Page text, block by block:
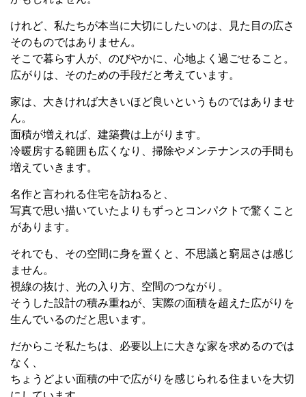
けれど、私たちが本当に大切にしたいのは、見た目の広さ
そのものではありません。
そこで暮らす人が、のびやかに、心地よく過ごせること。
広がりは、そのための手段だと考えています。
家は、大きければ大きいほど良いというものではありませ
ん。
面積が増えれば、建築費は上がります。
冷暖房する範囲も広くなり、掃除やメンテナンスの手間も
増えていきます。
名作と言われる住宅を訪ねると、
写真で思い描いていたよりもずっとコンパクトで驚くこと
があります。
それでも、その空間に身を置くと、不思議と窮屈さは感じ
ません。
視線の抜け、光の入り方、空間のつながり。
そうした設計の積み重ねが、実際の面積を超えた広がりを
生んでいるのだと思います。
だからこそ私たちは、必要以上に大きな家を求めるのでは
なく、
ちょうどよい面積の中で広がりを感じられる住まいを大切